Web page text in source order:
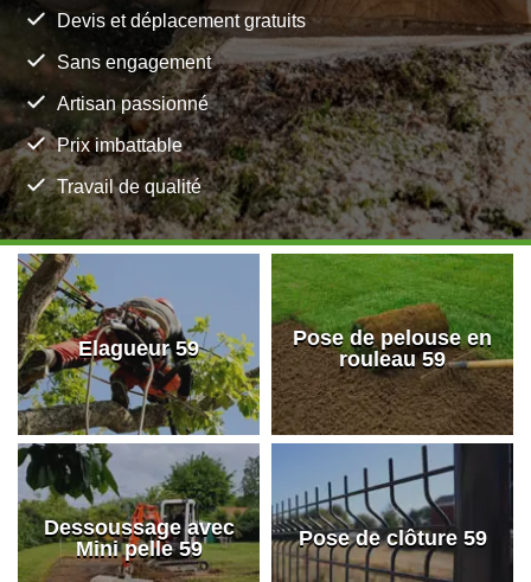
Devis et déplacement gratuits
Sans engagement
Artisan passionné
Prix imbattable
Travail de qualité
Elagueur 59
Pose de pelouse en
rouleau 59
Dessoussage avec
Mini pelle 59
Pose de clôture 59